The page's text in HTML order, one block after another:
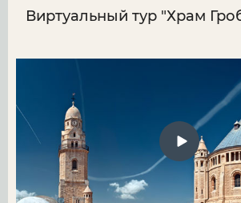
Виртуальный тур "Храм